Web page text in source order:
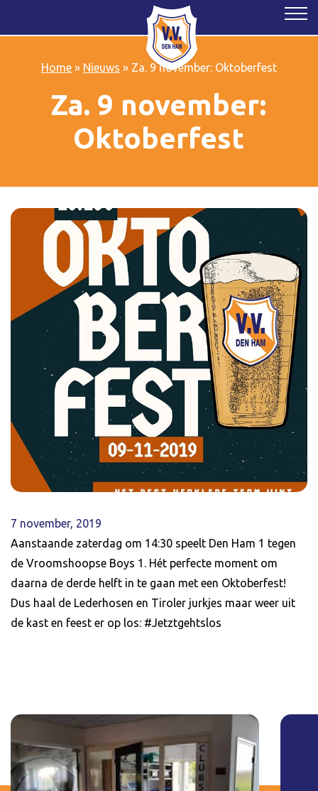
Home» Nieuws » Za. 9 november: Oktoberfest
Za. 9 november:
Oktoberfest
7 november, 2019
Aanstaande zaterdag om 14:30 speelt Den Ham 1 tegen
de Vroomshoopse Boys 1. Hét perfecte moment om
daarna de derde helft in te gaan met een Oktoberfest!
Dus haal de Lederhosen en Tiroler jurkjes maar weer uit
de kast en feest er op los: #Jetztgehtslos